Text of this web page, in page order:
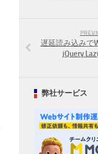
遅延読み込みで
jQuery
弊社サービス